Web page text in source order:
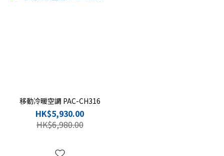
移動冷暖空調 PAC-CH316
HK$5,930.00
HK$6,980.00